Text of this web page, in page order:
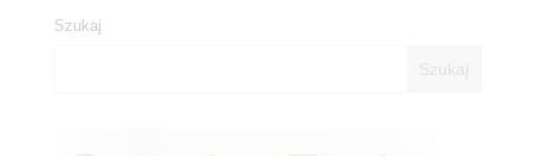
Szukaj